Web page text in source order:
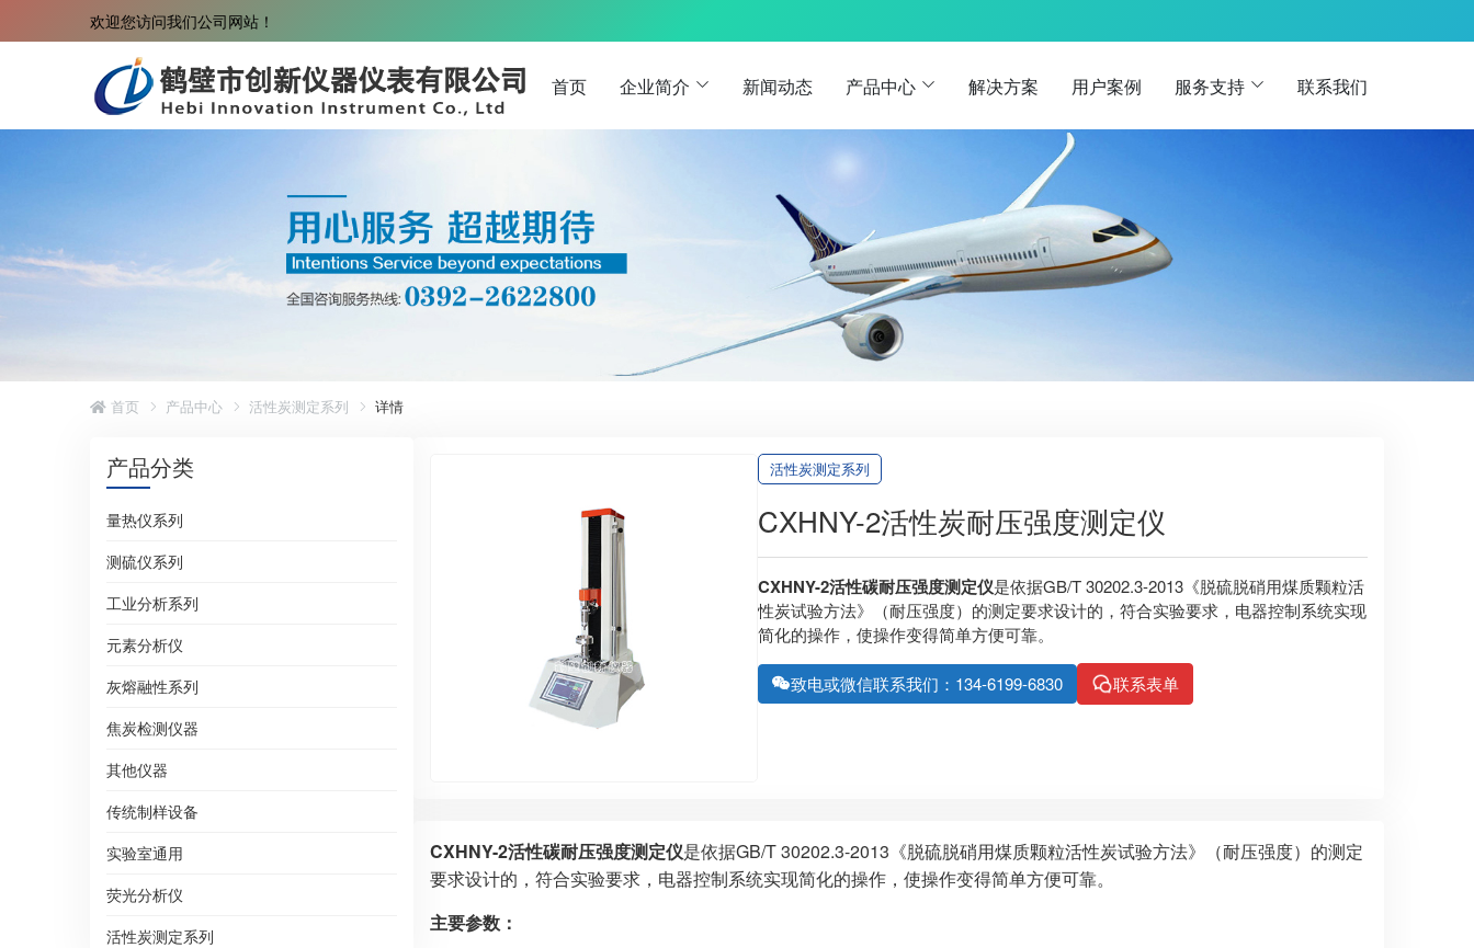
欢迎您访问我们公司网站！
首页 企业简介 新闻动态 产品中心 解决方案 用户案例 服务支持 联系我们
首页 产品中心 活性炭测定系列 详情
产品分类
量热仪系列
测硫仪系列
工业分析系列
元素分析仪
灰熔融性系列
焦炭检测仪器
其他仪器
传统制样设备
实验室通用
荧光分析仪
活性炭测定系列
活性炭测定系列
CXHNY-2活性炭耐压强度测定仪
CXHNY-2活性碳耐压强度测定仪是依据GB/T 30202.3-2013《脱硫脱硝用煤质颗粒活
性炭试验方法》（耐压强度）的测定要求设计的，符合实验要求，电器控制系统实现
简化的操作，使操作变得简单方便可靠。
致电或微信联系我们：134-6199-6830 联系表单
CXHNY-2活性碳耐压强度测定仪是依据GB/T 30202.3-2013《脱硫脱硝用煤质颗粒活性炭试验方法》（耐压强度）的测定
要求设计的，符合实验要求，电器控制系统实现简化的操作，使操作变得简单方便可靠。
主要参数：